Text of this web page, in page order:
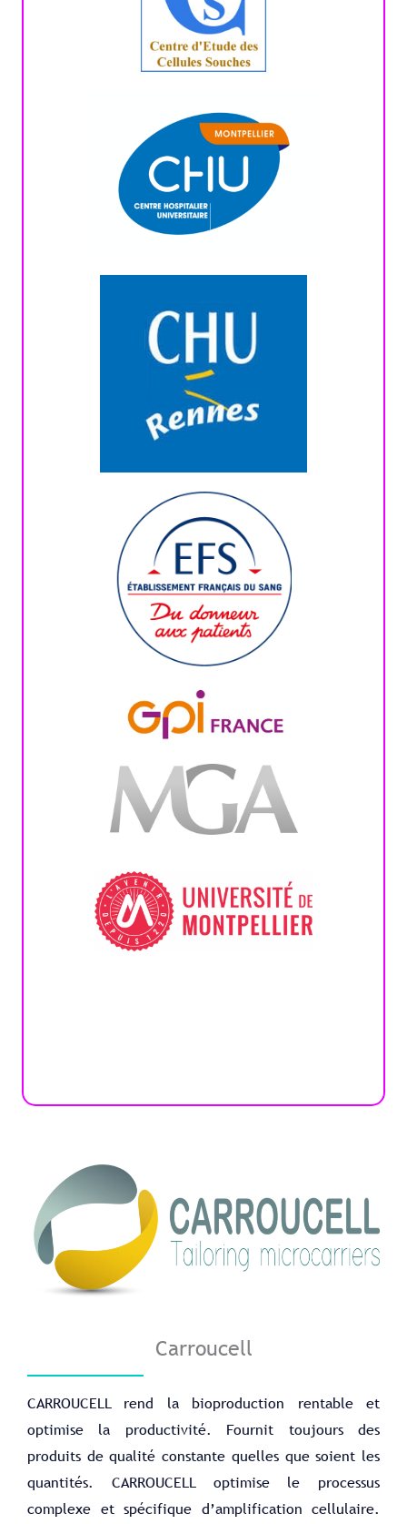
Carroucell
CARROUCELL rend la bioproduction rentable et
optimise la productivité. Fournit toujours des
produits de qualité constante quelles que soient les
quantités. CARROUCELL optimise le processus
complexe et spécifique d’amplification cellulaire.